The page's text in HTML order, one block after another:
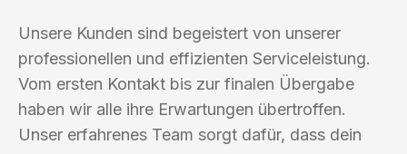
Unsere Kunden sind begeistert von unserer
professionellen und effizienten Serviceleistung.
Vom ersten Kontakt bis zur finalen Übergabe
haben wir alle ihre Erwartungen übertroffen.
Unser erfahrenes Team sorgt dafür, dass dein